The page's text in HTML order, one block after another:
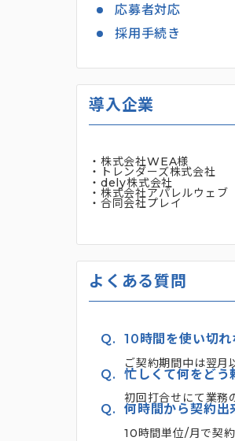
応募者対応
採用手続き
導入企業
・株式会社WEA様
・トレンダーズ株式会社
・dely株式会社
・株式会社アパレルウェブ
・合同会社プレイ
よくある質問
Q. 10時間を使い切れ
ご契約期間中は翌月
Q. 忙しくて何をどう
初回打合せにて業務
Q. 何時間から契約出
10時間単位/月で契約